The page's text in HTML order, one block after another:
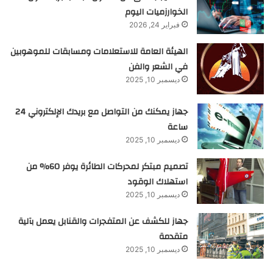
الخوارزميات اليوم
فبراير 24, 2026
الهيئة العامة للاستعلامات ومسابقات للموهوبين
في الشعر والفن
ديسمبر 10, 2025
جهاز يمكنك من التواصل مع بريدك الإلكتروني 24
ساعة
ديسمبر 10, 2025
تصميم مبتكر لمحركات الطائرة يوفر 60% من
استهلاك الوقود
ديسمبر 10, 2025
جهاز للكشف عن المتفجرات والقنابل يعمل بآلية
متقدمة
ديسمبر 10, 2025